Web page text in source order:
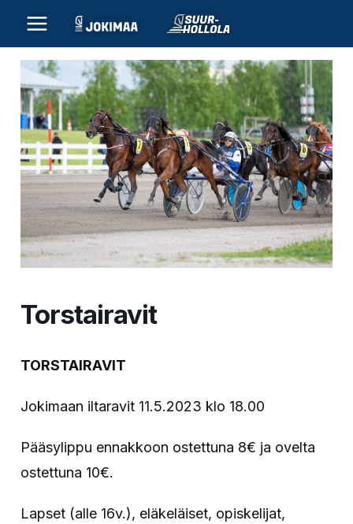
sisältöön
Torstairavit
TORSTAIRAVIT
Jokimaan iltaravit 11.5.2023 klo 18.00
Pääsylippu ennakkoon ostettuna 8€ ja ovelta
ostettuna 10€.
Lapset (alle 16v.), eläkeläiset, opiskelijat,